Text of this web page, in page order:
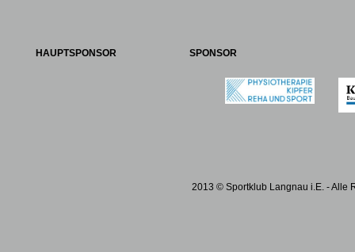
HAUPTSPONSOR SPONSOR
2013 © Sportklub Langnau i.E. - Alle